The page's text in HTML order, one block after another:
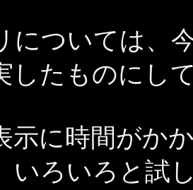
については、
したものにし
示に時間がか
いろいろと試